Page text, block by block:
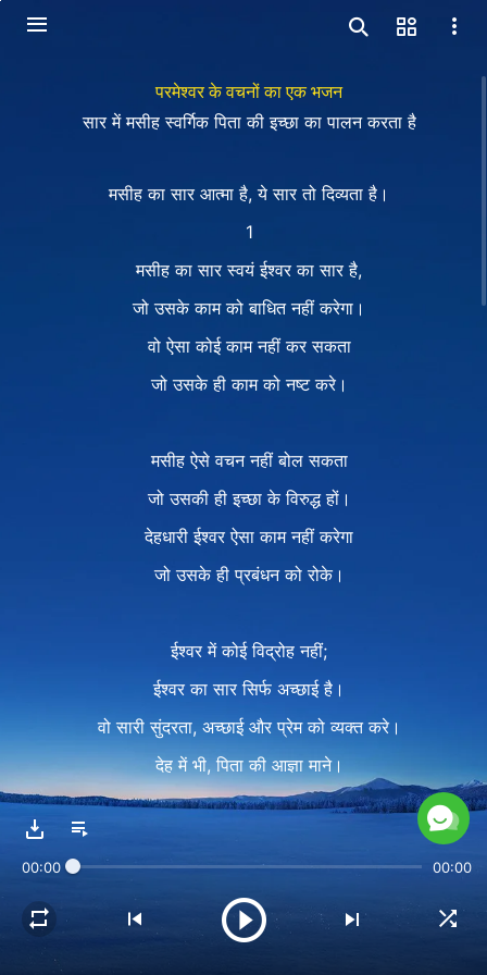
परमेश्वर के वचनों का एक भजन
सार में मसीह स्वर्गिक पिता की इच्छा का पालन करता है
मसीह का सार आत्मा है, ये सार तो दिव्यता है।
1
मसीह का सार स्वयं ईश्वर का सार है,
जो उसके काम को बाधित नहीं करेगा।
वो ऐसा कोई काम नहीं कर सकता
जो उसके ही काम को नष्ट करे।
मसीह ऐसे वचन नहीं बोल सकता
जो उसकी ही इच्छा के विरुद्ध हों।
देहधारी ईश्वर ऐसा काम नहीं करेगा
जो उसके ही प्रबंधन को रोके।
ईश्वर में कोई विद्रोह नहीं;
ईश्वर का सार सिर्फ अच्छाई है।
वो सारी सुंदरता, अच्छाई और प्रेम को व्यक्त करे।
देह में भी, पिता की आज्ञा माने।
अपना जीवन देना पड़े तो भी,
ईश्वर में कोई आत्मतुष्टि नहीं;
00:00 00:00